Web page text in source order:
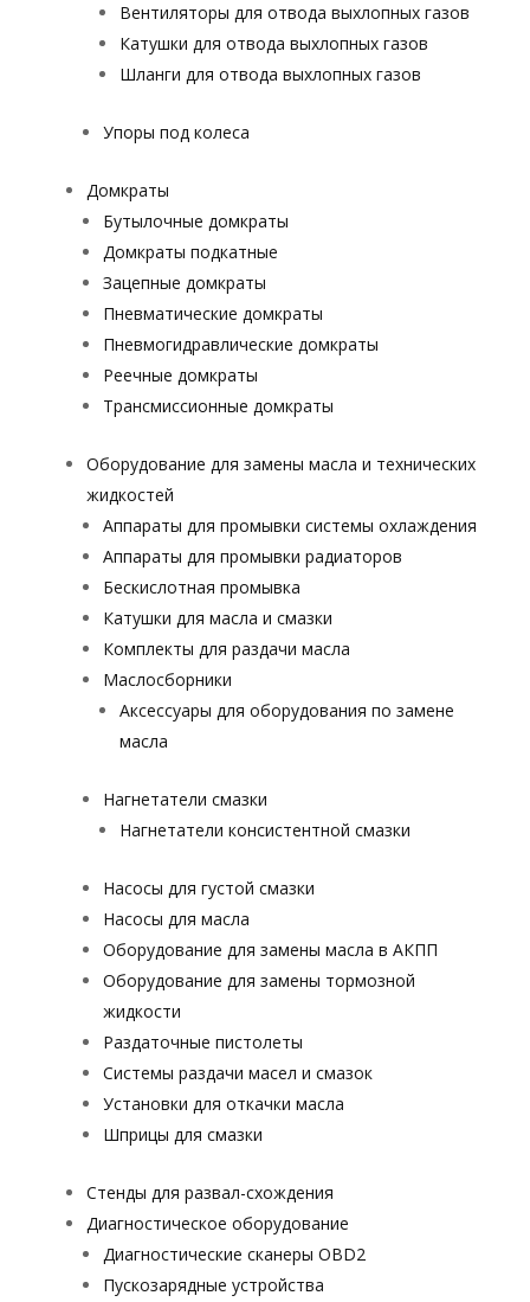
Вентиляторы для отвода выхлопных газов
Катушки для отвода выхлопных газов
Шланги для отвода выхлопных газов
Упоры под колеса
Домкраты
Бутылочные домкраты
Домкраты подкатные
Зацепные домкраты
Пневматические домкраты
Пневмогидравлические домкраты
Реечные домкраты
Трансмиссионные домкраты
Оборудование для замены масла и технических
жидкостей
Аппараты для промывки системы охлаждения
Аппараты для промывки радиаторов
Бескислотная промывка
Катушки для масла и смазки
Комплекты для раздачи масла
Маслосборники
Аксессуары для оборудования по замене
масла
Нагнетатели смазки
Нагнетатели консистентной смазки
Насосы для густой смазки
Насосы для масла
Оборудование для замены масла в АКПП
Оборудование для замены тормозной
жидкости
Раздаточные пистолеты
Системы раздачи масел и смазок
Установки для откачки масла
Шприцы для смазки
Стенды для развал-схождения
Диагностическое оборудование
Диагностические сканеры OBD2
Пускозарядные устройства